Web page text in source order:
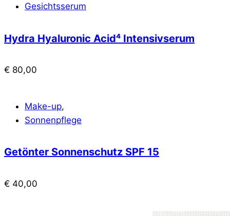
Gesichtsserum
Hydra Hyaluronic Acid⁴ Intensivserum
€ 80,00
Make-up,
Sonnenpflege
Getönter Sonnenschutz SPF 15
€ 40,00